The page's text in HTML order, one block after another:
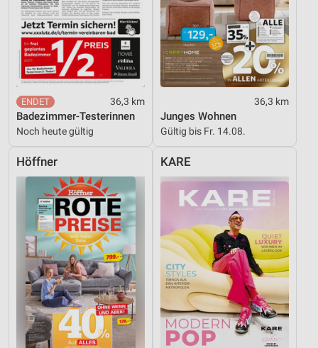
36,3 km
Badezimmer-Testerinnen
Noch heute gültig
36,3 km
Junges Wohnen
Gültig bis Fr. 14.08.
Höffner KARE